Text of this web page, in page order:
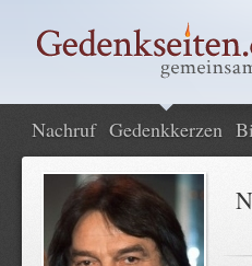
Nachruf Gedenkkerzen